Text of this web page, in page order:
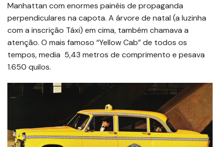
Manhattan com enormes painéis de propaganda
perpendiculares na capota. A árvore de natal (a luzinha
com a inscrição Táxi) em cima, também chamava a
atenção. O mais famoso “Yellow Cab” de todos os
tempos, media 5,43 metros de comprimento e pesava
1.650 quilos.